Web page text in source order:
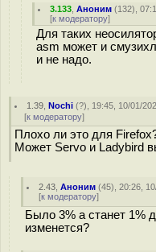
3.133 ,Аноним (132),
[к модератору]
Для таких
asm может и
и не надо.
1.39 ,Nochi (?), 19:45, 10/01/
[к модератору]
Плохо ли это для
Может Servo и Ladybird
2.43 ,Аноним (45), 20:26,
[к модератору]
Было 3% а станет 1%
изменется?